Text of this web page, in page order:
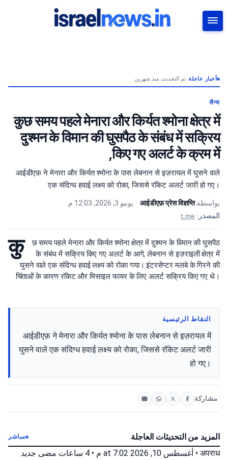
أخبار عاجلة•تم التحديث منذ شهرين
सैन्य
कुछ समय पहले मेनारा और किर्यत श्मोना क्षेत्र में
दुश्मन के विमान की घुसपैठ के संबंध में सक्रिय
किए गए अलर्ट के क्रम में,
आईडीएफ़ ने मेनारा और किर्यत श्मोना के पास लेबनान से इज़रायल में घुसने वाले
एक संदिग्ध हवाई लक्ष्य को रोका, जिससे रॉकेट अलर्ट जारी हो गए।
بواسطةआईडीएफ़ प्रेस विज्ञप्ति
• يونيو 3, 2026, 12:03 م
المصدر: t.me
कु
छ समय पहले मेनारा और किर्यत श्मोना क्षेत्र में दुश्मन के विमान की घुसपैठ
के संबंध में सक्रिय किए गए अलर्ट के आगे, लेबनान से इज़राइली क्षेत्र में
घुसने वाले एक संदिग्ध हवाई लक्ष्य को रोका गया। इंटरसेप्टर मलबे के गिरने की
चिंताओं के कारण रॉकेट और मिसाइल फायर के लिए अलर्ट सक्रिय किए गए थे।
النقاط الرئيسية
आईडीएफ़ ने मेनारा और किर्यत श्मोना के पास लेबनान से इज़रायल में
घुसने वाले एक संदिग्ध हवाई लक्ष्य को रोका, जिससे रॉकेट अलर्ट जारी
हो गए।
مشاركة
المزيد من التحديثات العاجلة مباشر
अपराध
• أغسطس 10, 2026 at 7:02 م • 4 ساعات مضى جديد